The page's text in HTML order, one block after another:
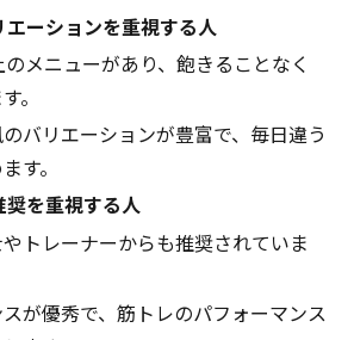
エーションを重視する人
メニューがあり、飽きることなく
。
バリエーションが豊富で、毎日違う
す。
を重視する人
トレーナーからも推奨されていま
が優秀で、筋トレのパフォーマンス